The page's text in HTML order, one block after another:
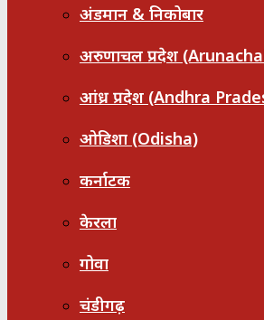
अंडमान & निकोबार
अरुणाचल प्रदेश
आंध्र प्रदेश (Andhra
ओडिशा (Odisha)
कर्नाटक
केरला
गोवा
चंडीगढ़